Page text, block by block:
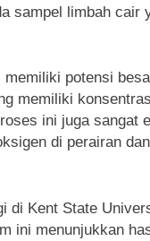
sampel limbah cair
potensi
memiliki
ini juga sangat
di perairan
di Kent State
ini menunjukkan